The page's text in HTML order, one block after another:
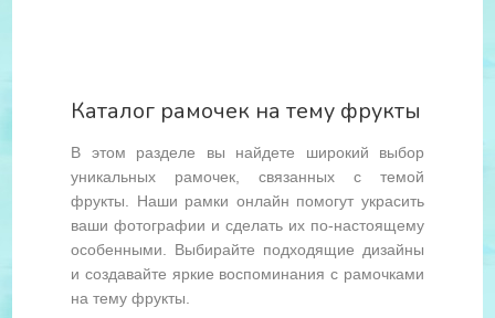
Каталог рамочек на тему фрукты
В этом разделе вы найдете широкий выбор
уникальных рамочек, связанных с темой
фрукты. Наши рамки онлайн помогут украсить
ваши фотографии и сделать их по-настоящему
особенными. Выбирайте подходящие дизайны
и создавайте яркие воспоминания с рамочками
на тему фрукты.